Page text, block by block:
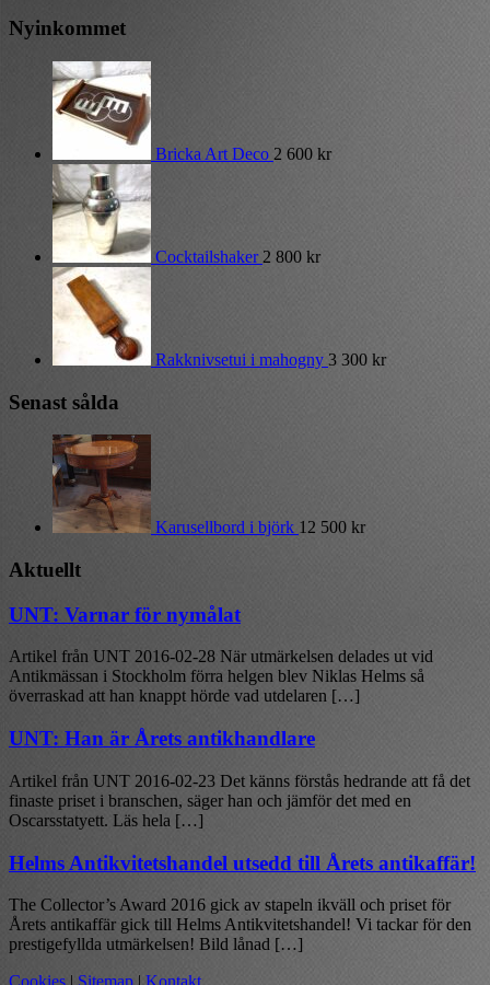
Nyinkommet
Bricka Art Deco 2 600 kr
Cocktailshaker 2 800 kr
Rakknivsetui i mahogny 3 300 kr
Senast sålda
Karusellbord i björk 12 500 kr
Aktuellt
UNT: Varnar för nymålat
Artikel från UNT 2016-02-28 När utmärkelsen delades ut vid
Antikmässan i Stockholm förra helgen blev Niklas Helms så
överraskad att han knappt hörde vad utdelaren […]
UNT: Han är Årets antikhandlare
Artikel från UNT 2016-02-23 Det känns förstås hedrande att få det
finaste priset i branschen, säger han och jämför det med en
Oscarsstatyett. Läs hela […]
Helms Antikvitetshandel utsedd till Årets antikaffär!
The Collector’s Award 2016 gick av stapeln ikväll och priset för
Årets antikaffär gick till Helms Antikvitetshandel! Vi tackar för den
prestigefyllda utmärkelsen! Bild lånad […]